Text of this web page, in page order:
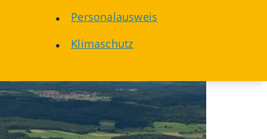
Personalausweis
Klimaschutz